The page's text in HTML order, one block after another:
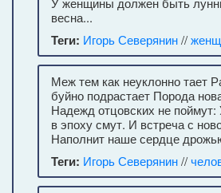
весна...
Теги: Игорь Северянин//
Меж тем как неуклонно тает
буйно подрастает Порода
Надежд отцовских не поймут:
в эпоху смут. И встреча с
Наполнит наше сердце
Теги: Игорь Северянин//